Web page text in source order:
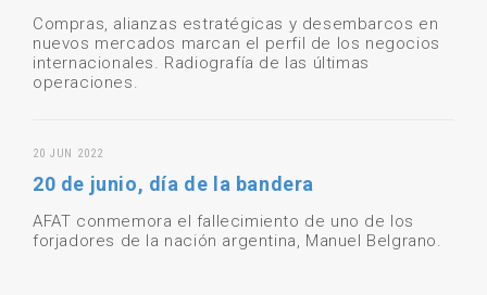
Compras, alianzas estratégicas y desembarcos en
nuevos mercados marcan el perfil de los negocios
internacionales. Radiografía de las últimas
operaciones.
20 JUN 2022
20 de junio, día de la bandera
AFAT conmemora el fallecimiento de uno de los
forjadores de la nación argentina, Manuel Belgrano.